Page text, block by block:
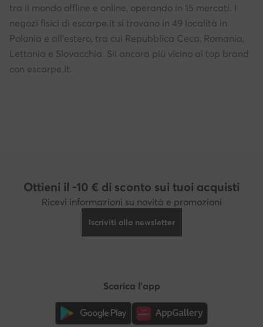
tra il mondo offline e online, operando in 15 mercati. I
negozi fisici di escarpe.it si trovano in 49 località in
Polonia e all'estero, tra cui Repubblica Ceca, Romania,
Lettonia e Slovacchia. Sii ancora più vicino ai top brand
con escarpe.it.
Ottieni il -10 € di sconto sui tuoi acquisti
Ricevi informazioni su novità e promozioni
Iscriviti alla newsletter
Scarica l'app